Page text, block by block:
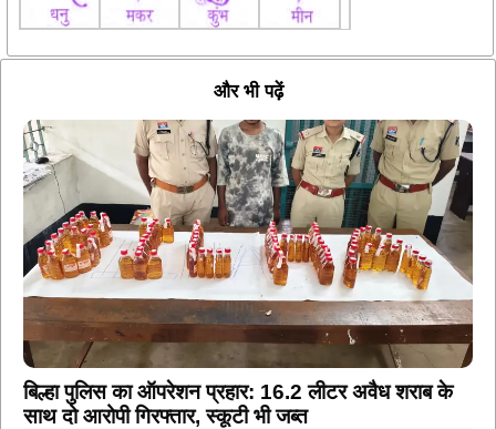
और भी पढ़ें
बिल्हा पुलिस का ऑपरेशन प्रहार: 16.2 लीटर अवैध शराब के
साथ दो आरोपी गिरफ्तार, स्कूटी भी जब्त